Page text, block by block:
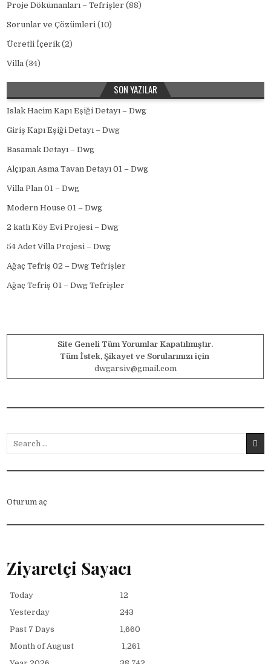
Proje Dökümanları – Tefrişler (88)
Sorunlar ve Çözümleri (10)
Ücretli İçerik (2)
Villa (34)
SON YAZILAR
Islak Hacim Kapı Eşiği Detayı – Dwg
Giriş Kapı Eşiği Detayı – Dwg
Basamak Detayı – Dwg
Alçıpan Asma Tavan Detayı 01 – Dwg
Villa Plan 01 – Dwg
Modern House 01 – Dwg
2 katlı Köy Evi Projesi – Dwg
54 Adet Villa Projesi – Dwg
Ağaç Tefriş 02 – Dwg Tefrişler
Ağaç Tefriş 01 – Dwg Tefrişler
Site Geneli Tüm Yorumlar Kapatılmıştır.
Tüm İstek, Şikayet ve Sorularınızı için
dwgarsiv@gmail.com
Oturum aç
Ziyaretçi Sayacı
Today
12
Yesterday
243
Past 7 Days
1,660
Month of August
1,261